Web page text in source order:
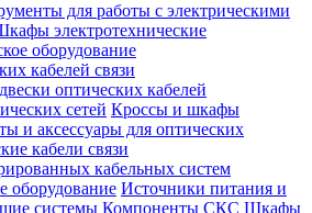
для работы с электрическими
электротехнические
оборудование
кабелей связи
оптических кабелей
сетей Кроссы и шкафы
и аксессуары для оптических
кабели связи
кабельных систем
оборудование Источники питания и
системы Компоненты СКС Шкафы